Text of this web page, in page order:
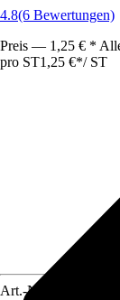
4.8(6 Bewertungen)
Preis — 1,25 € *
pro ST1,25 €*/ ST
Art.-Nr.